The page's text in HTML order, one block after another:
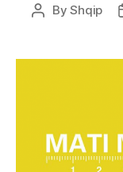
PostByShqip